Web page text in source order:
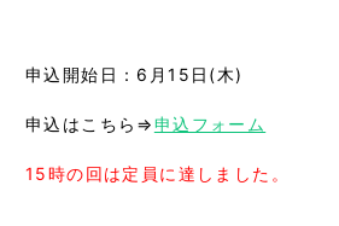
申込開始日：6月15日(木)
申込はこちら⇒申込フォーム
15時の回は定員に達しました。